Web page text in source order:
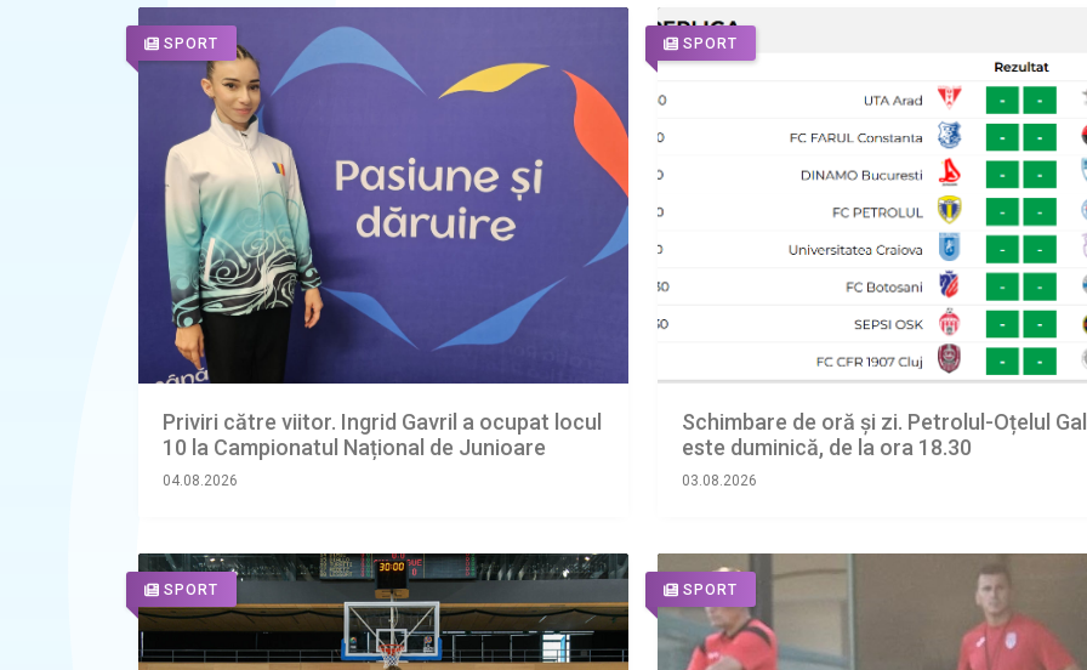
SPORT
Priviri către viitor. Ingrid Gavril a ocupat locul
10 la Campionatul Național de Junioare
04.08.2026
SPORT
Schimbare de oră și zi. Petrolul-Oțelul
este duminică, de la ora 18.30
03.08.2026
SPORT SPORT